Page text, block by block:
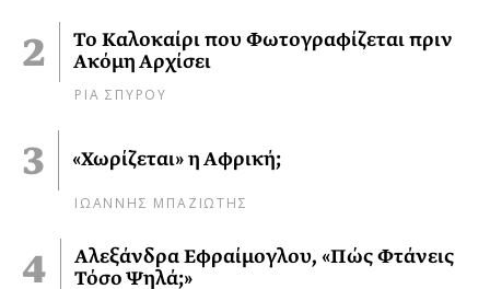
Το Καλοκαίρι που Φωτογραφίζεται πριν
Ακόμη Αρχίσει
ΡΙΑ ΣΠΥΡΟΥ
«Χωρίζεται» η Αφρική;
ΙΩΑΝΝΗΣ ΜΠΑΖΙΩΤΗΣ
Αλεξάνδρα Εφραίμογλου, «Πώς Φτάνεις
Τόσο Ψηλά;»